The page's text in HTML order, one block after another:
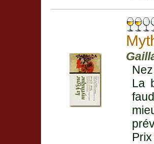
La